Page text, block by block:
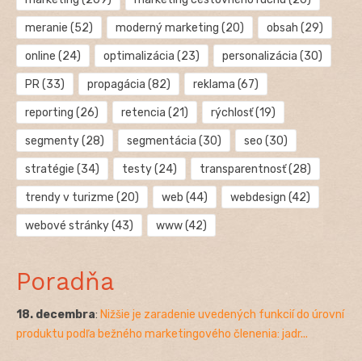
meranie (52) moderný marketing (20) obsah (29)
online (24) optimalizácia (23) personalizácia (30)
PR(33) propagácia (82) reklama (67)
reporting (26) retencia (21) rýchlosť(19)
segmenty(28) segmentácia (30) seo (30)
stratégie (34) testy(24) transparentnosť(28)
trendy v turizme (20) web (44) webdesign (42)
webové stránky(43) www(42)
Poradňa
18. decembra: Nižšie je zaradenie uvedených funkcií do úrovní
produktu podľa bežného marketingového členenia: jadr...